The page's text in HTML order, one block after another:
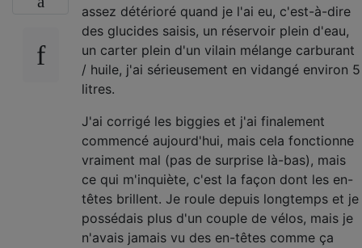
assez détérioré quand je l'ai eu, c'est-à-dire
des glucides saisis, un réservoir plein d'eau,
un carter plein d'un vilain mélange carburant
/ huile, j'ai sérieusement en vidangé environ 5
litres.
J'ai corrigé les biggies et j'ai finalement
commencé aujourd'hui, mais cela fonctionne
vraiment mal (pas de surprise là-bas), mais
ce qui m'inquiète, c'est la façon dont les en-
têtes brillent. Je roule depuis longtemps et je
possédais plus d'un couple de vélos, mais je
n'avais jamais vu des en-têtes comme ça